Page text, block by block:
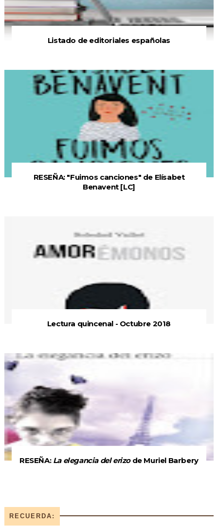
Listado de editoriales españolas
RESEÑA: "Fuimos canciones" de Elísabet
Benavent [LC]
Lectura quincenal - Octubre 2018
RESEÑA: La elegancia del erizode Muriel Barbery
RECUERDA: